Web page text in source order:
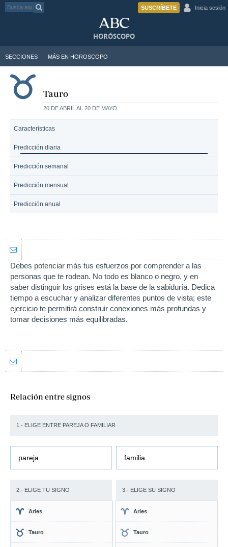
SUSCRÍBETE Inicia sesión
SECCIONES MÁS EN HOROSCOPO
HORÓSCOPO
Tauro
20 DE ABRIL AL 20 DE MAYO
Características
Predicción diaria
Predicción semanal
Predicción mensual
Predicción anual
Debes potenciar más tus esfuerzos por comprender a las
personas que te rodean. No todo es blanco o negro, y en
saber distinguir los grises está la base de la sabiduría. Dedica
tiempo a escuchar y analizar diferentes puntos de vista; este
ejercicio te permitirá construir conexiones más profundas y
tomar decisiones más equilibradas.
Relación entre signos
1.- ELIGE ENTRE PAREJA O FAMILIAR
pareja familia
2.- ELIGE TU SIGNO 3.- ELIGE SU SIGNO
Aries
Tauro
Aries
Tauro